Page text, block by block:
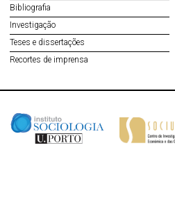
Bibliografia
Investigação
Teses e dissertações
Recortes de imprensa